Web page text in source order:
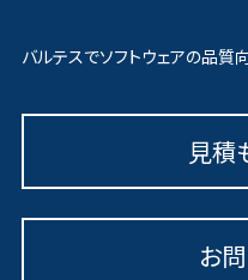
バルテスでソフトウェアの品質
見積
お